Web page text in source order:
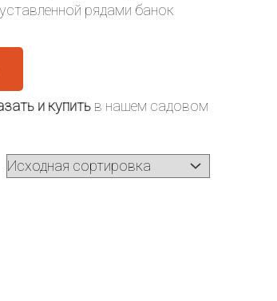
рядами банок
и купитьв нашем садовом